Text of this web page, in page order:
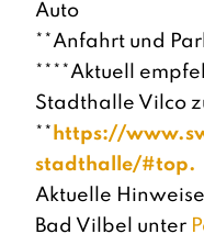
Auto
**Anfahrt und
****Aktuell
Stadthalle Vilco
** https://
stadthalle/#top.
Aktuelle
Bad Vilbel unter